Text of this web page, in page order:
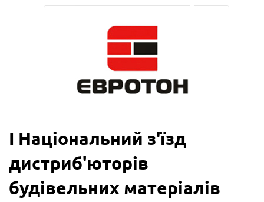
І Національний з'їзд
дистриб'юторів
будівельних матеріалів